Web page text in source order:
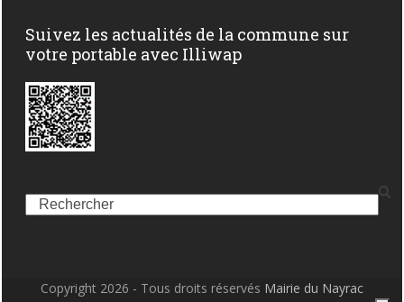
Suivez les actualités de la commune sur
votre portable avec Illiwap
Search
Copyright 2026 - Tous droits réservés Mairie du Nayrac